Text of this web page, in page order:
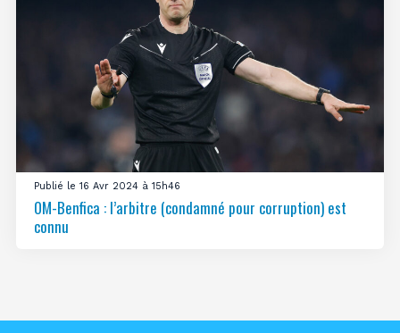
Publié le 16 Avr 2024 à 15h46
OM-Benfica : l’arbitre (condamné pour corruption) est
connu